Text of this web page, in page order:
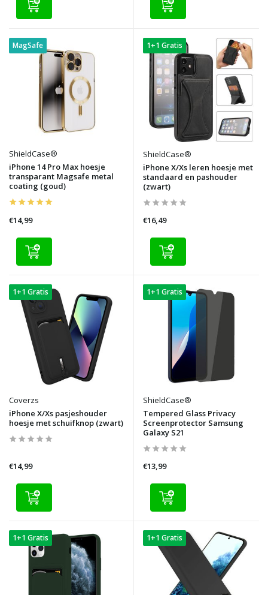
MagSafe
ShieldCase®
iPhone 14 Pro Max hoesje
transparant Magsafe metal
coating (goud)
€14,99
1+1 Gratis
ShieldCase®
iPhone X/Xs leren hoesje met
standaard en pashouder
(zwart)
€16,49
1+1 Gratis
Coverzs
iPhone X/Xs pasjeshouder
hoesje met schuifknop (zwart)
€14,99
1+1 Gratis
ShieldCase®
Tempered Glass Privacy
Screenprotector Samsung
Galaxy S21
€13,99
1+1 Gratis 1+1 Gratis